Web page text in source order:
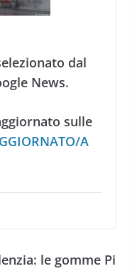
dal
News.
sulle
A
le gomme Pi